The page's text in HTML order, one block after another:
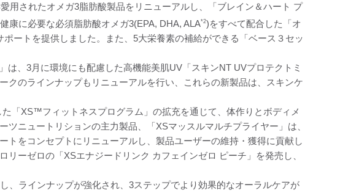
されたオメガ3脂肪酸製品をリニューアルし、「ブレイン＆ハート プ
康に必要な必須脂肪酸オメガ3(EPA, DHA, ALA*2)をすべて配合した「オ
ートを提供しました。また、5大栄養素の補給ができる「ベース３セッ
、3月に環境にも配慮した高機能美肌UV「スキンNT UVプロテクトミ
クのラインナップもリニューアルを行い、これらの新製品は、スキンケ
「XS™フィットネスプログラム」の拡充を通じて、体作りとボディメ
ニュートリションの主力製品、「XSマッスルマルチプライヤー」は、
トをコンセプトにリニューアルし、製品ユーザーの維持・獲得に貢献し
ーゼロの「XSエナジードリンク カフェインゼロ ピーチ」を発売し、
、ラインナップが強化され、3ステップでより効果的なオーラルケアが